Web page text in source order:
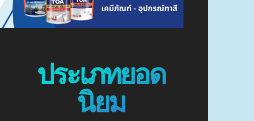
ประเภทยอด
นิยม